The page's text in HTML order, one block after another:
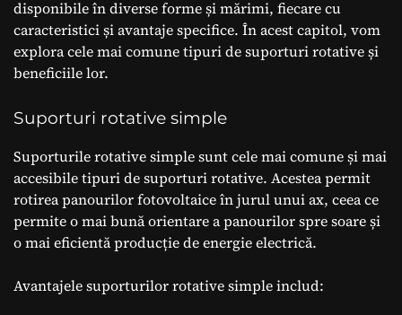
disponibile în diverse forme și mărimi, fiecare cu
caracteristici și avantaje specifice. În acest capitol, vom
explora cele mai comune tipuri de suporturi rotative și
beneficiile lor.
Suporturi rotative simple
Suporturile rotative simple sunt cele mai comune și mai
accesibile tipuri de suporturi rotative. Acestea permit
rotirea panourilor fotovoltaice în jurul unui ax, ceea ce
permite o mai bună orientare a panourilor spre soare și
o mai eficientă producție de energie electrică.
Avantajele suporturilor rotative simple includ: